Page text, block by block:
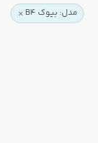
مدل: بیوک B4